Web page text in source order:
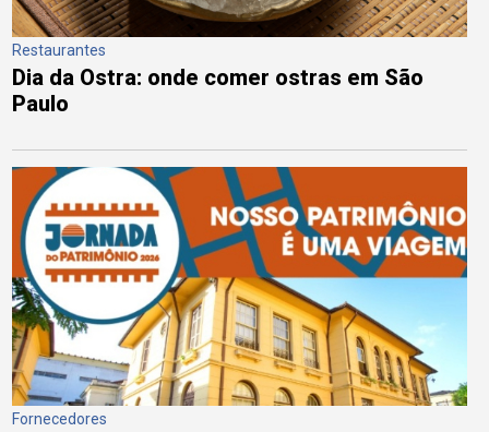
Restaurantes
Dia da Ostra: onde comer ostras em São
Paulo
Fornecedores